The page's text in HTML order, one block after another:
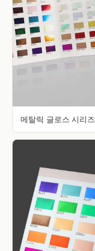
메탈릭 글로스 시리즈